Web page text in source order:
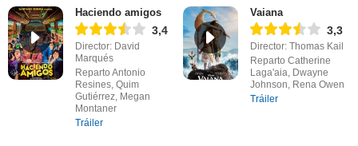
Haciendo amigos
3,4
Director: David
Marqués
Reparto Antonio
Resines, Quim
Gutiérrez, Megan
Montaner
Tráiler
Vaiana
3,3
Director: Thomas Kail
Reparto Catherine
Laga'aia, Dwayne
Johnson, Rena Owen
Tráiler